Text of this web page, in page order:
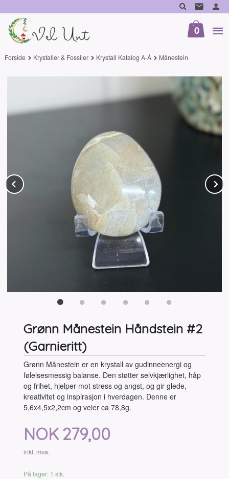
til
innholdet
0
Forside Krystaller & Fossiler Krystall Katalog A-Å Månestein
Prev
Grønn Månestein Håndstein #2
(Garnieritt)
Grønn Månestein er en krystall av gudinneenergi og
følelsesmessig balanse. Den støtter selvkjærlighet, håp
og frihet, hjelper mot stress og angst, og gir glede,
kreativitet og inspirasjon i hverdagen. Denne er
5,6x4,5x2,2cm og veier ca 78,8g.
Pris
NOK 279,00
inkl. mva.
På lager: 1 stk.